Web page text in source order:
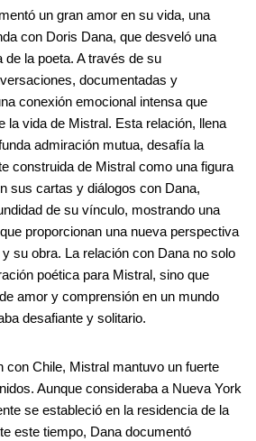
un gran amor en su vida, una
con Doris Dana, que desveló una
la poeta. A través de su
documentadas y
conexión emocional intensa que
la vida de Mistral. Esta relación, llena
admiración mutua, desafía la
construida de Mistral como una figura
sus cartas y diálogos con Dana,
de su vínculo, mostrando una
proporcionan una nueva perspectiva
su obra. La relación con Dana no solo
poética para Mistral, sino que
amor y comprensión en un mundo
desafiante y solitario.
con Chile, Mistral mantuvo un fuerte
Aunque consideraba a Nueva York
se estableció en la residencia de la
este tiempo, Dana documentó